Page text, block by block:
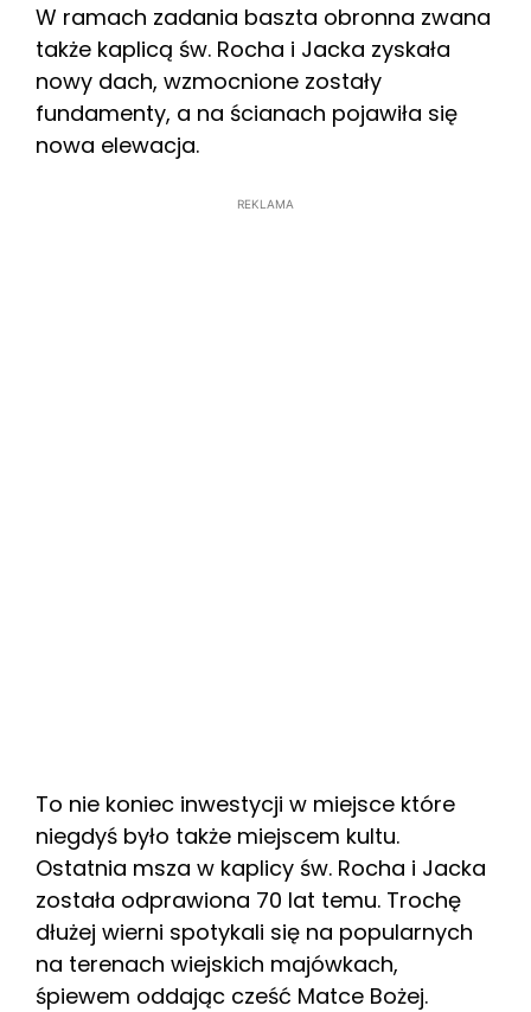
W ramach zadania baszta obronna zwana
także kaplicą św. Rocha i Jacka zyskała
nowy dach, wzmocnione zostały
fundamenty, a na ścianach pojawiła się
nowa elewacja.
REKLAMA
To nie koniec inwestycji w miejsce które
niegdyś było także miejscem kultu.
Ostatnia msza w kaplicy św. Rocha i Jacka
została odprawiona 70 lat temu. Trochę
dłużej wierni spotykali się na popularnych
na terenach wiejskich majówkach,
śpiewem oddając cześć Matce Bożej.